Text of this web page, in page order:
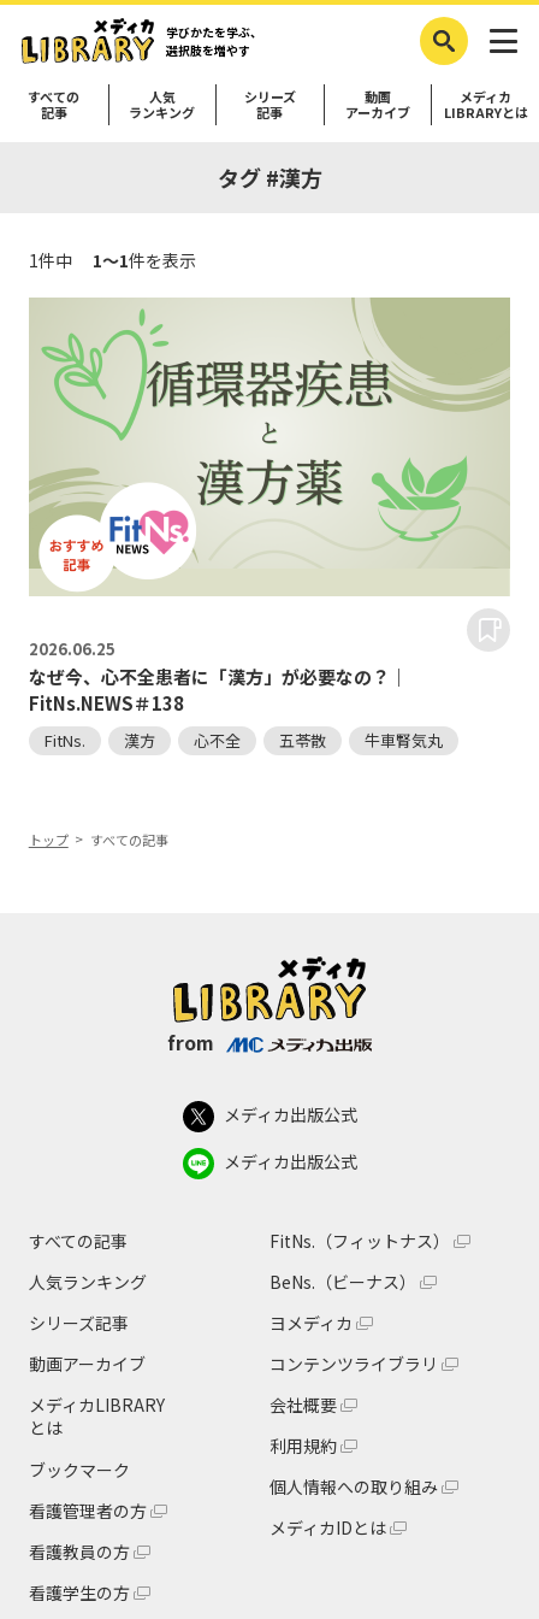
学びかたを学ぶ、
選択肢を増やす
すべての
記事
人気
ランキング
シリーズ
記事
動画
アーカイブ
メディカ
LIBRARYとは
タグ #漢方
1件中 1～1件を表示
2026.06.25
なぜ今、心不全患者に「漢方」が必要なの？｜
FitNs.NEWS＃138
FitNs. 漢方 心不全 五苓散 牛車腎気丸
トップ すべての記事
from
メディカ出版公式
メディカ出版公式
すべての記事
人気ランキング
シリーズ記事
動画アーカイブ
メディカLIBRARY
とは
ブックマーク
看護管理者の方
看護教員の方
看護学生の方
FitNs.（フィットナス）
BeNs.（ビーナス）
ヨメディカ
コンテンツライブラリ
会社概要
利用規約
個人情報への取り組み
メディカIDとは